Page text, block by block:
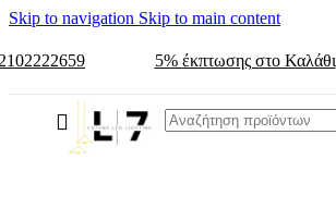
Skip to navigation Skip to main content
5% έκπτωσης στο Καλάθι